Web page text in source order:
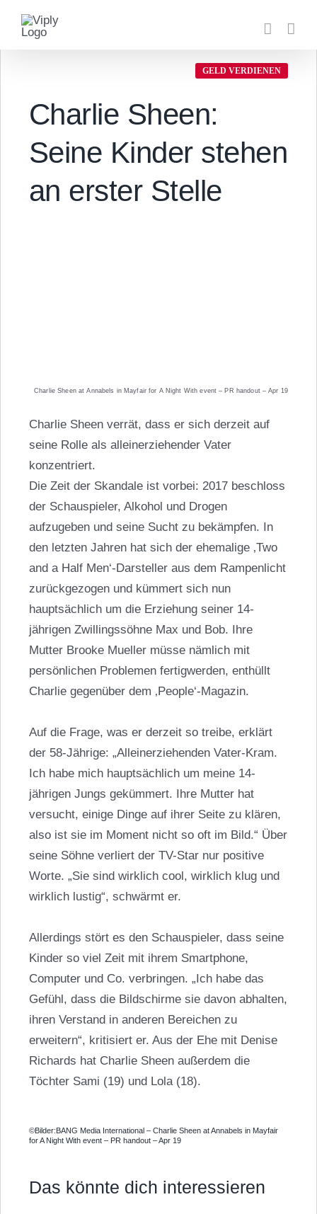
Inhalt
springen
GELD VERDIENEN
Charlie Sheen:
Seine Kinder stehen
an erster Stelle
Charlie Sheen at Annabels in Mayfair for A Night With event – PR handout – Apr 19
Charlie Sheen verrät, dass er sich derzeit auf
seine Rolle als alleinerziehender Vater
konzentriert.
Die Zeit der Skandale ist vorbei: 2017 beschloss
der Schauspieler, Alkohol und Drogen
aufzugeben und seine Sucht zu bekämpfen. In
den letzten Jahren hat sich der ehemalige ‚Two
and a Half Men‘-Darsteller aus dem Rampenlicht
zurückgezogen und kümmert sich nun
hauptsächlich um die Erziehung seiner 14-
jährigen Zwillingssöhne Max und Bob. Ihre
Mutter Brooke Mueller müsse nämlich mit
persönlichen Problemen fertigwerden, enthüllt
Charlie gegenüber dem ‚People‘-Magazin.
Auf die Frage, was er derzeit so treibe, erklärt
der 58-Jährige: „Alleinerziehenden Vater-Kram.
Ich habe mich hauptsächlich um meine 14-
jährigen Jungs gekümmert. Ihre Mutter hat
versucht, einige Dinge auf ihrer Seite zu klären,
also ist sie im Moment nicht so oft im Bild.“ Über
seine Söhne verliert der TV-Star nur positive
Worte. „Sie sind wirklich cool, wirklich klug und
wirklich lustig“, schwärmt er.
Allerdings stört es den Schauspieler, dass seine
Kinder so viel Zeit mit ihrem Smartphone,
Computer und Co. verbringen. „Ich habe das
Gefühl, dass die Bildschirme sie davon abhalten,
ihren Verstand in anderen Bereichen zu
erweitern“, kritisiert er. Aus der Ehe mit Denise
Richards hat Charlie Sheenaußerdem die
Töchter Sami (19) und Lola (18).
©Bilder:BANG Media International – Charlie Sheen at Annabels in Mayfair
for A Night With event – PR handout – Apr 19
Das könnte dich interessieren